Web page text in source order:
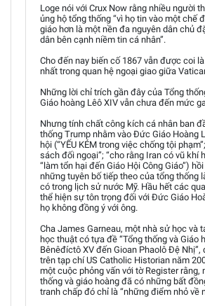
Loge nói với Crux Now rằng nhiều người
ủng hộ tổng thống “vì họ tin vào một chế
giáo hơn là một nền đa nguyên dân chủ
dân bên cạnh niềm tin cá nhân”.
Cho đến nay biến cố 1867 vẫn được coi
nhất trong quan hệ ngoại giao giữa
Những lời chỉ trích gần đây của Tổng
Giáo hoàng Lêô XIV vẫn chưa đến mức
Nhưng tính chất công kích cá nhân ban
thống Trump nhằm vào Đức Giáo Hoàng
hội (“YẾU KÉM trong việc chống tội
sách đối ngoại”; “cho rằng Iran có vũ khí
“làm tổn hại đến Giáo Hội Công Giáo”)
những tuyên bố tiếp theo của tổng thống
có trong lịch sử nước Mỹ. Hầu hết các
thể hiện sự tôn trọng đối với Đức Giáo
họ không đồng ý với ông.
Cha James Garneau, một nhà sử học và
học thuật có tựa đề “Tổng thống và Giáo
Bênêđíctô XV đến Gioan Phaolô Đệ Nhị”,
trên tạp chí US Catholic Historian năm
một cuộc phỏng vấn với tờ Register rằng,
thống và giáo hoàng đã có những bất
tranh chấp đó chỉ là “những điểm nhỏ về